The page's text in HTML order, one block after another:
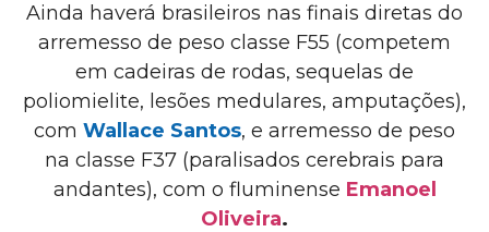
Ainda haverá brasileiros nas finais diretas do
arremesso de peso classe F55 (competem
em cadeiras de rodas, sequelas de
poliomielite, lesões medulares, amputações),
com Wallace Santos, e arremesso de peso
na classe F37 (paralisados cerebrais para
andantes), com o fluminense Emanoel
Oliveira.